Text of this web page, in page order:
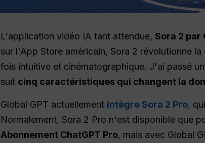
L'application vidéo IA tant attendue, Sora 2 par
sur l'App Store américain, Sora 2 révolutionne
fois intuitive et cinématographique. J'ai passé
suit cinq caractéristiques qui changent la
Global GPT actuellement intègre Sora 2 Pro,
Normalement, Sora 2 Pro n'est disponible que
Abonnement ChatGPT Pro, mais avec Global